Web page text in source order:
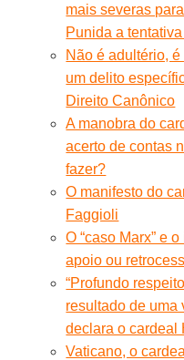
mais severas
Punida a
Não é adultério,
um delito
Direito Canônico
A manobra do
acerto de contas
fazer?
O manifesto do
Faggioli
O “caso Marx” e
apoio ou
“Profundo
resultado de uma
declara o cardeal
Vaticano, o